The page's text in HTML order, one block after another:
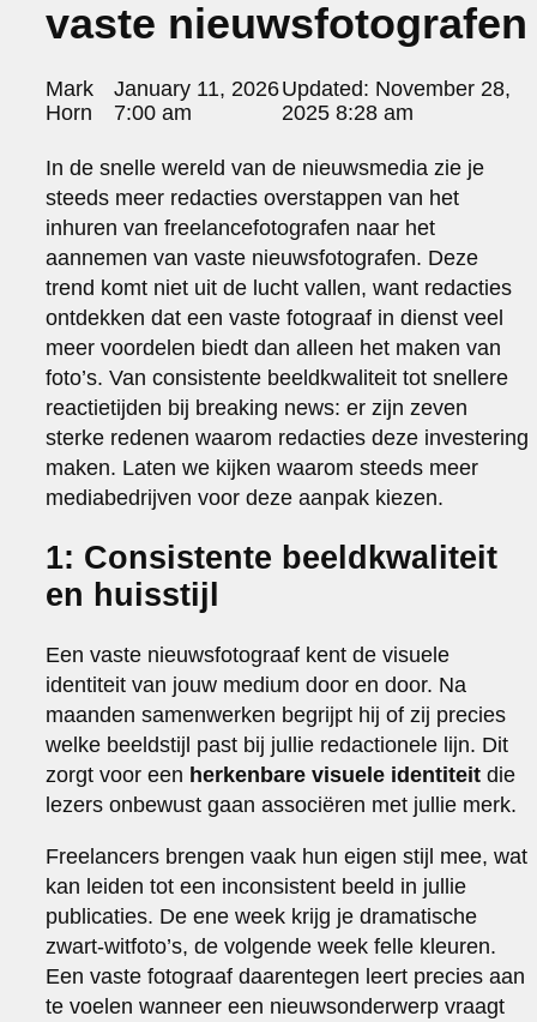
portraits 2
portraits 3
sanoma view 2014 – annual report
het zuiderlicht
thomas van luyn
various
parool christmas special
editorial
travel
commercial
fashion
contact
info@markhorn.nl
+31650600601
about
vaste nieuwsfotografen
Posted
by:
Mark
Horn
January 11, 2026
7:00 am
Updated: November 28,
2025 8:28 am
In de snelle wereld van de nieuwsmedia zie je
steeds meer redacties overstappen van het
inhuren van freelancefotografen naar het
aannemen van vaste nieuwsfotografen. Deze
trend komt niet uit de lucht vallen, want redacties
ontdekken dat een vaste fotograaf in dienst veel
meer voordelen biedt dan alleen het maken van
foto’s. Van consistente beeldkwaliteit tot snellere
reactietijden bij breaking news: er zijn zeven
sterke redenen waarom redacties deze investering
maken. Laten we kijken waarom steeds meer
mediabedrijven voor deze aanpak kiezen.
1: Consistente beeldkwaliteit
en huisstijl
Een vaste nieuwsfotograaf kent de visuele
identiteit van jouw medium door en door. Na
maanden samenwerken begrijpt hij of zij precies
welke beeldstijl past bij jullie redactionele lijn. Dit
zorgt voor een herkenbare visuele identiteit die
lezers onbewust gaan associëren met jullie merk.
Freelancers brengen vaak hun eigen stijl mee, wat
kan leiden tot een inconsistent beeld in jullie
publicaties. De ene week krijg je dramatische
zwart-witfoto’s, de volgende week felle kleuren.
Een vaste fotograaf daarentegen leert precies aan
te voelen wanneer een nieuwsonderwerp vraagt